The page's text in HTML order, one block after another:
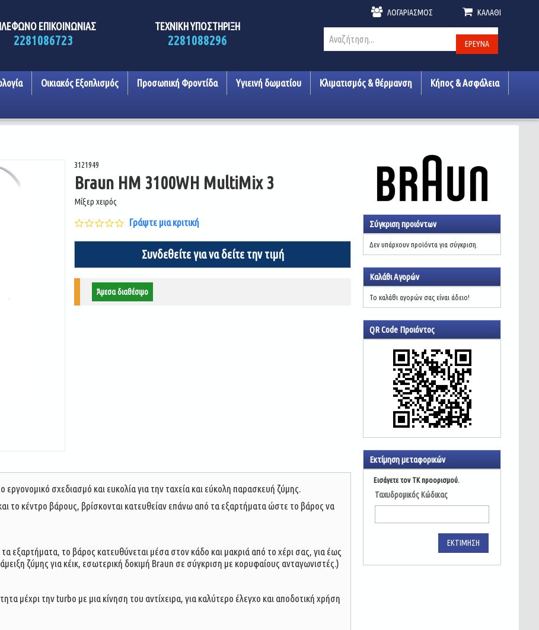
ΕΠΙΚΟΙΝΩΝΙΑΣ
2281086723
ΤΕΧΝΙΚΗ ΥΠΟΣΤΗΡΙΞΗ
2281088296
ΛΟΓΑΡΙΑΣΜΌΣ ΚΑΛΆΘΙ
ΈΡΕΥΝΑ
Οικιακός Εξοπλισμός Προσωπική Φροντίδα Υγιεινή δωματίου Κλιματισμός & θέρμανση Κήπος & Ασφάλεια
3121949
Braun HM 3100WH MultiMix 3
Μίξερ χειρός
0.0
star
rating
Γράψτε μια κριτική
Συνδεθείτε για να δείτε την τιμή
Άμεσα διαθέσιμο
σχεδιασμό και ευκολία για την ταχεία και εύκολη παρασκευή ζύμης.
το κέντρο βάρους, βρίσκονται κατευθείαν επάνω από τα εξαρτήματα ώστε το βάρος να
εξαρτήματα, το βάρος κατευθύνεται μέσα στον κάδο και μακριά από το χέρι σας, για έως
ζύμης για κέικ, εσωτερική δοκιμή Braun σε σύγκριση με κορυφαίους ανταγωνιστές.)
μέχρι την turbo με μια κίνηση του αντίχειρα, για καλύτερο έλεγχο και αποδοτική χρήση
Σύγκριση προιόντων
Δεν υπάρχουν προϊόντα για σύγκριση.
Καλάθι Αγορών
Το καλάθι αγορών σας είναι άδειο!
QR Code Προιόντος
Εκτίμηση μεταφορικών
Εισάγετε τον ΤΚ προορισμού.
Ταχυδρομικός Κώδικας
ΕΚΤΊΜΗΣΗ